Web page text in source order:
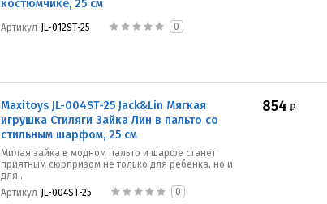
костюмчике, 25 см
Артикул JL-012ST-25 0
Maxitoys JL-004ST-25 Jack&Lin Мягкая
игрушка Стиляги Зайка Лин в пальто со
стильным шарфом, 25 см
Милая зайка в модном пальто и шарфе станет
приятным сюрпризом не только для ребенка, но и
для...
Артикул JL-004ST-25 0
854 ₽